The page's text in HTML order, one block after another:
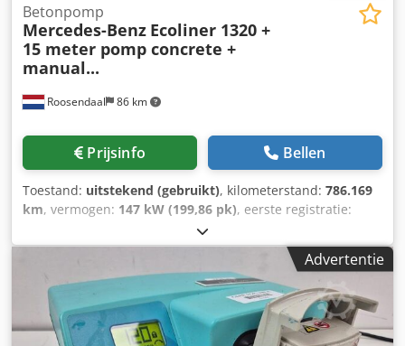
Roosendaal 86 km
Betonpomp
Mercedes-Benz Ecoliner 1320 +
15 meter pomp concrete +
manual...
Prijsinfo Bellen
Toestand: uitstekend (gebruikt), kilometerstand: 786.169
km, vermogen: 147 kW (199,86 pk), eerste registratie:
diesel
brandstof:diesel, kleur:overig, bestuurderscabine:
, totale lengte:
8.200 mm, Bouwjaar:
, = Aanvullende opties en
accessoires = - PTO = Bijzonderheden =
WDB67703315752728 = Meer informatie = Ledig gewicht:
11.680 kg Cedpfx Adoymrxwsysrf Laadvermogen: 1.320 kg
Advertentie